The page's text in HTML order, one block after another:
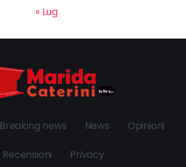
« Lug
Breaking news News Opinioni
Recensioni Privacy